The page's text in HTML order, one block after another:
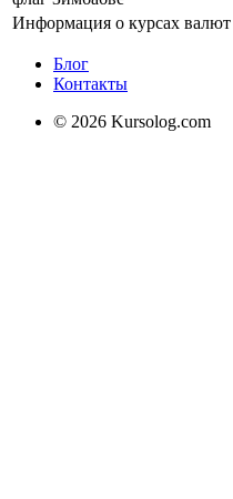
Информация о курсах валют
Блог
Контакты
© 2026 Kursolog.com